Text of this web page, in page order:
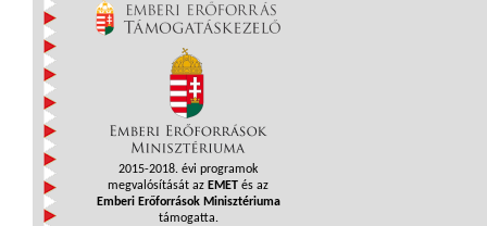
2015-2018. évi programok
megvalósítását az EMET és az
Emberi Erőforrások Minisztériuma
támogatta.